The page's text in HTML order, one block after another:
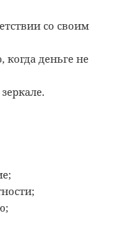
со своим
деньге не